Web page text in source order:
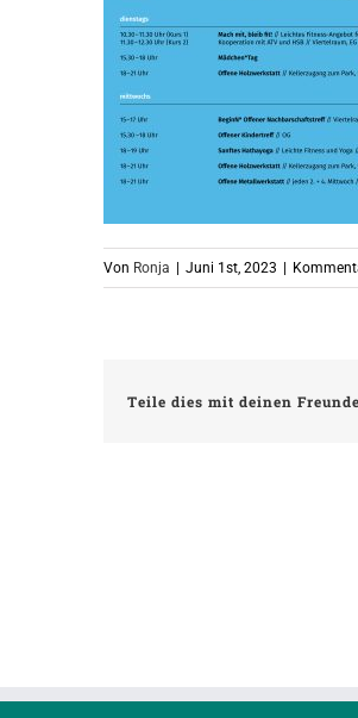
Von Ronja Juni 1st, 2023
Teile dies mit deinen